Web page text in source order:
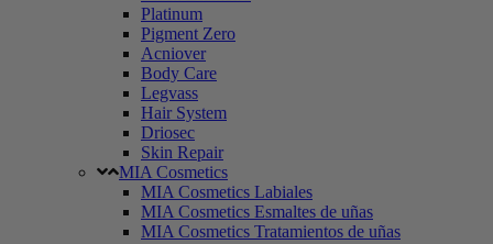
Platinum
Pigment Zero
Acniover
Body Care
Legvass
Hair System
Driosec
Skin Repair
MIA Cosmetics
MIA Cosmetics Labiales
MIA Cosmetics Esmaltes de uñas
MIA Cosmetics Tratamientos de uñas